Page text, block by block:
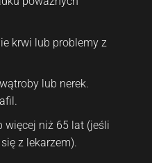
krwi lub problemy z
lub nerek.
więcej niż 65 lat (jeśli
z lekarzem).